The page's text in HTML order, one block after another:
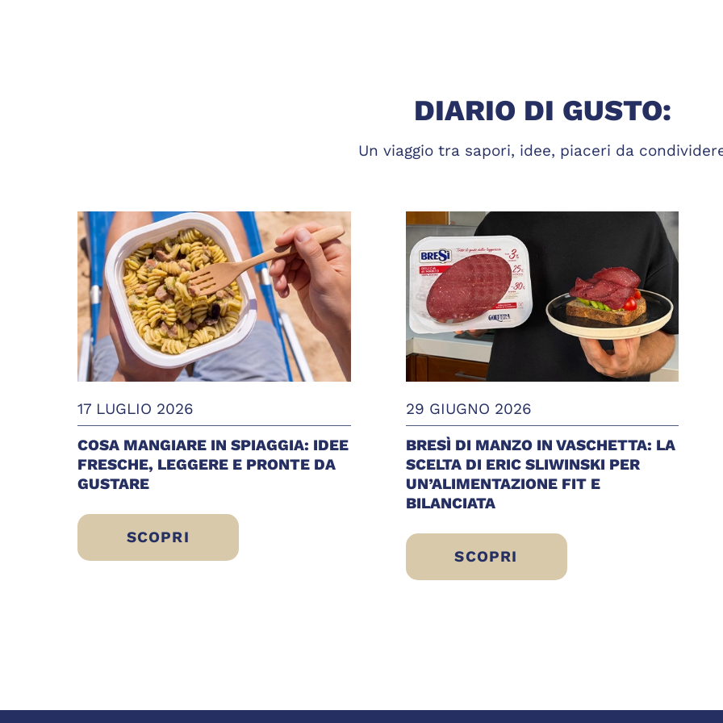
DIARIO DI GUSTO:
Un viaggio tra sapori, idee, piaceri da
17 LUGLIO 2026
COSA MANGIARE IN SPIAGGIA: IDEE
FRESCHE, LEGGERE E PRONTE DA
GUSTARE
SCOPRI
COSA MANGIARE IN SPIAGGIA: IDEE FRESCHE, LEGGERE E PRONTE DA
29 GIUGNO 2026
BRESÌ DI MANZO IN VASCHETTA: LA
SCELTA DI ERIC SLIWINSKI PER
UN’ALIMENTAZIONE FIT E
BILANCIATA
SCOPRI
BRESÌ DI MANZO IN VASCHETTA: